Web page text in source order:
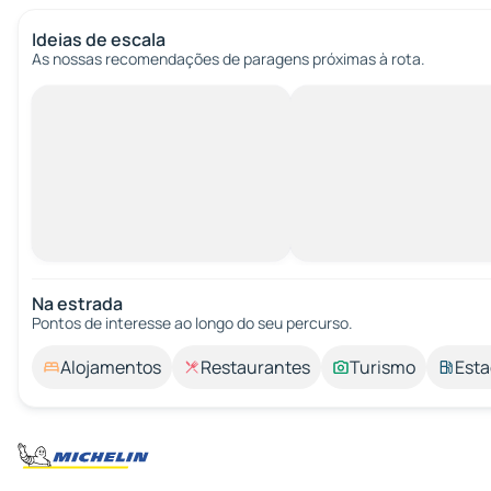
Ideias de escala
As nossas recomendações de paragens próximas à rota.
Na estrada
Pontos de interesse ao longo do seu percurso.
Alojamentos Restaurantes Turismo